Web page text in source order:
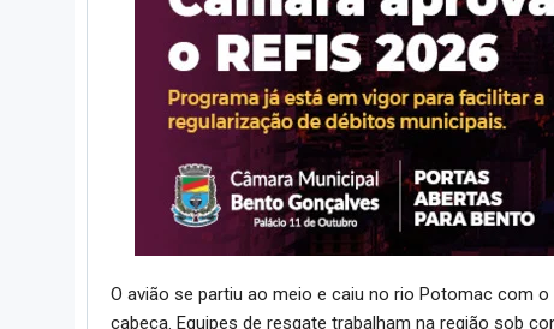
O avião se partiu ao meio e caiu no rio Potomac com
cabeça. Equipes de resgate trabalham na região sob